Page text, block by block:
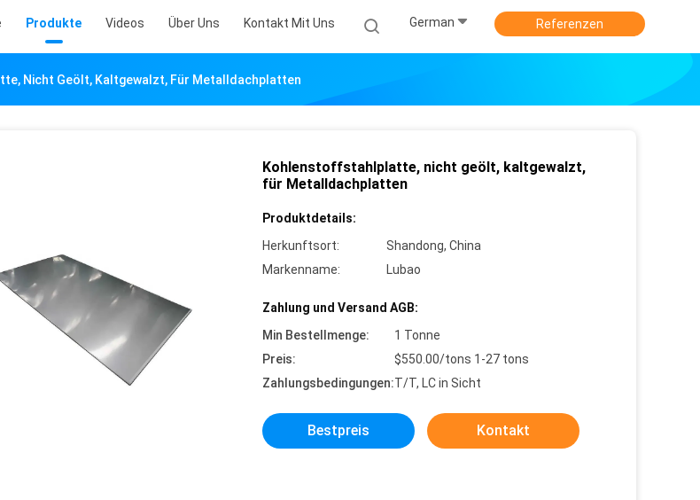
Produkte Videos Über Uns Kontakt Mit Uns German Referenzen
Nicht Geölt, Kaltgewalzt, Für Metalldachplatten
Kohlenstoffstahlplatte, nicht geölt, kaltgewalzt,
für Metalldachplatten
Produktdetails:
Herkunftsort:
Shandong, China
Markenname:
Lubao
Zahlung und Versand AGB:
Min Bestellmenge:
1 Tonne
Preis:
$550.00/tons 1-27 tons
Zahlungsbedingungen:T/T, LC in Sicht
Bestpreis Kontakt